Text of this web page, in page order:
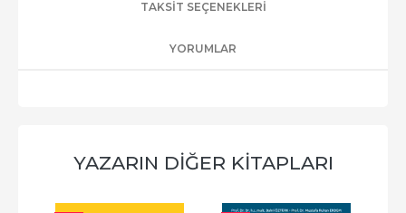
TAKSIT SEÇENEKLERI
YORUMLAR
YAZARIN DIĞER KITAPLARI